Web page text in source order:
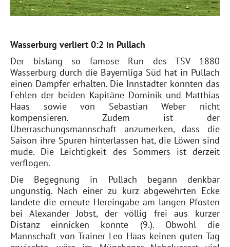
Wasserburg verliert 0:2 in Pullach
Der bislang so famose Run des TSV 1880
Wasserburg durch die Bayernliga Süd hat in Pullach
einen Dämpfer erhalten. Die Innstädter konnten das
Fehlen der beiden Kapitäne Dominik und Matthias
Haas sowie von Sebastian Weber nicht
kompensieren. Zudem ist der
Überraschungsmannschaft anzumerken, dass die
Saison ihre Spuren hinterlassen hat, die Löwen sind
müde. Die Leichtigkeit des Sommers ist derzeit
verflogen.
Die Begegnung in Pullach begann denkbar
ungünstig. Nach einer zu kurz abgewehrten Ecke
landete die erneute Hereingabe am langen Pfosten
bei Alexander Jobst, der völlig frei aus kurzer
Distanz einnicken konnte (9.). Obwohl die
Mannschaft von Trainer Leo Haas keinen guten Tag